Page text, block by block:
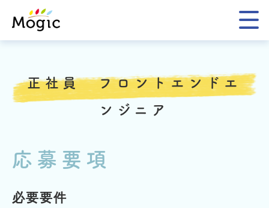
Mogic
正社員 フロントエンドエ
ンジニア
応募要項
必要要件